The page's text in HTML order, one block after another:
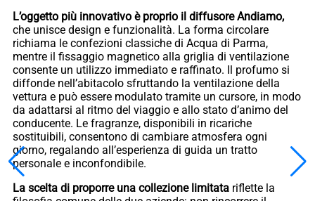
L’oggetto più innovativo è proprio il diffusore Andiamo,
che unisce design e funzionalità. La forma circolare
richiama le confezioni classiche di Acqua di Parma,
mentre il fissaggio magnetico alla griglia di ventilazione
consente un utilizzo immediato e raffinato. Il profumo si
diffonde nell’abitacolo sfruttando la ventilazione della
vettura e può essere modulato tramite un cursore, in modo
da adattarsi al ritmo del viaggio e allo stato d’animo del
conducente. Le fragranze, disponibili in ricariche
sostituibili, consentono di cambiare atmosfera ogni
giorno, regalando all’esperienza di guida un tratto
personale e inconfondibile.
La scelta di proporre una collezione limitata riflette la